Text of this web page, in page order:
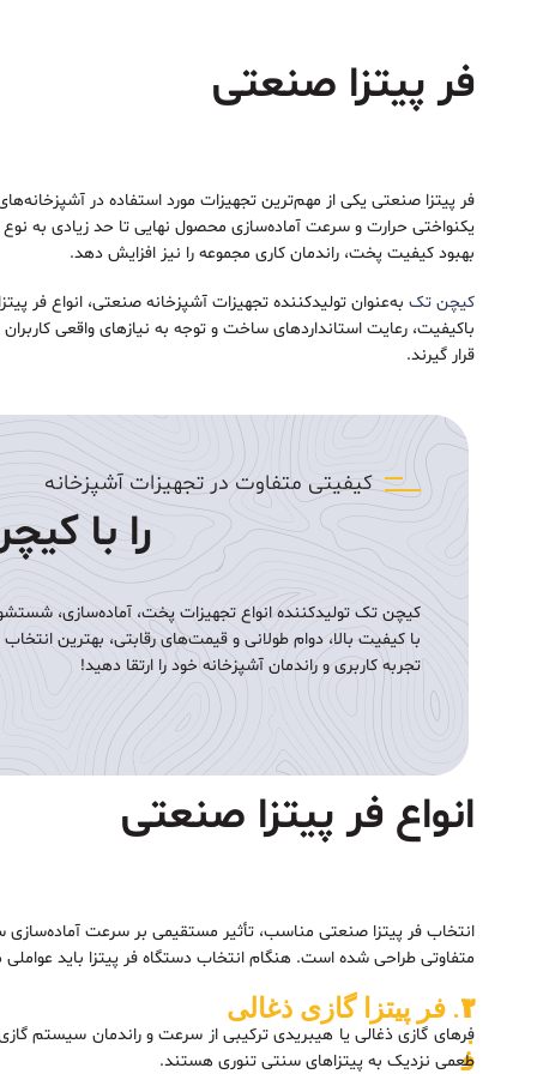
قالب پیتزا ایتالیایی
فر پیتزا صنعتی
فر پیتزا صنعتی یکی از مهم‌ترین تجهیزات مورد استفاده در
یکنواختی حرارت و سرعت آماده‌سازی محصول نهایی تا حد زیادی به
بهبود کیفیت پخت، راندمان کاری مجموعه را نیز افزایش دهد.
کیچن تک به‌عنوان تولیدکننده تجهیزات آشپزخانه صنعتی، انواع فر
باکیفیت، رعایت استانداردهای ساخت و توجه به نیازهای واقعی
قرار گیرند.
کیفیتی متفاوت در تجهیزات آشپزخانه
را با
کیچن تک تولیدکننده انواع تجهیزات پخت، آماده‌سازی،
با کیفیت بالا، دوام طولانی و قیمت‌های رقابتی، بهترین
تجربه کاربری و راندمان آشپزخانه خود را ارتقا دهید!
انواع فر پیتزا صنعتی
انتخاب فر پیتزا صنعتی مناسب، تأثیر مستقیمی بر سرعت
متفاوتی طراحی شده است. هنگام انتخاب دستگاه فر پیتزا باید
۱
.
ف
۲
.
ف
۳. فر پیتزا گازی ذغالی
فرهای گازی ذغالی یا هیبریدی ترکیبی از سرعت و راندمان سیستم
طعمی نزدیک به پیتزاهای سنتی تنوری هستند.